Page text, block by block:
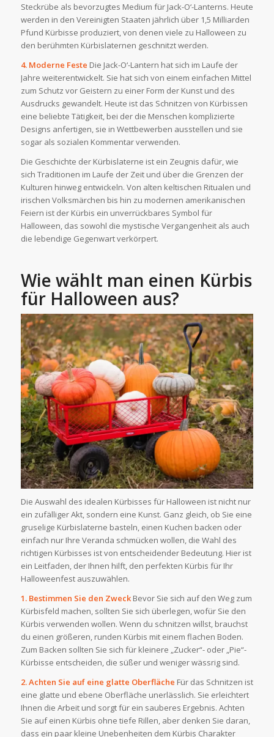
Steckrübe als bevorzugtes Medium für Jack-O‘-Lanterns. Heute
werden in den Vereinigten Staaten jährlich über 1,5 Milliarden
Pfund Kürbisse produziert, von denen viele zu Halloween zu
den berühmten Kürbislaternen geschnitzt werden.
4. Moderne Feste Die Jack-O‘-Lantern hat sich im Laufe der
Jahre weiterentwickelt. Sie hat sich von einem einfachen Mittel
zum Schutz vor Geistern zu einer Form der Kunst und des
Ausdrucks gewandelt. Heute ist das Schnitzen von Kürbissen
eine beliebte Tätigkeit, bei der die Menschen komplizierte
Designs anfertigen, sie in Wettbewerben ausstellen und sie
sogar als sozialen Kommentar verwenden.
Die Geschichte der Kürbislaterne ist ein Zeugnis dafür, wie
sich Traditionen im Laufe der Zeit und über die Grenzen der
Kulturen hinweg entwickeln. Von alten keltischen Ritualen und
irischen Volksmärchen bis hin zu modernen amerikanischen
Feiern ist der Kürbis ein unverrückbares Symbol für
Halloween, das sowohl die mystische Vergangenheit als auch
die lebendige Gegenwart verkörpert.
Wie wählt man einen Kürbis
für Halloween aus?
Die Auswahl des idealen Kürbisses für Halloween ist nicht nur
ein zufälliger Akt, sondern eine Kunst. Ganz gleich, ob Sie eine
gruselige Kürbislaterne basteln, einen Kuchen backen oder
einfach nur Ihre Veranda schmücken wollen, die Wahl des
richtigen Kürbisses ist von entscheidender Bedeutung. Hier ist
ein Leitfaden, der Ihnen hilft, den perfekten Kürbis für Ihr
Halloweenfest auszuwählen.
1. Bestimmen Sie den Zweck Bevor Sie sich auf den Weg zum
Kürbisfeld machen, sollten Sie sich überlegen, wofür Sie den
Kürbis verwenden wollen. Wenn du schnitzen willst, brauchst
du einen größeren, runden Kürbis mit einem flachen Boden.
Zum Backen sollten Sie sich für kleinere „Zucker“- oder „Pie“-
Kürbisse entscheiden, die süßer und weniger wässrig sind.
2. Achten Sie auf eine glatte Oberfläche Für das Schnitzen ist
eine glatte und ebene Oberfläche unerlässlich. Sie erleichtert
Ihnen die Arbeit und sorgt für ein sauberes Ergebnis. Achten
Sie auf einen Kürbis ohne tiefe Rillen, aber denken Sie daran,
dass ein paar kleine Unebenheiten dem Kürbis Charakter